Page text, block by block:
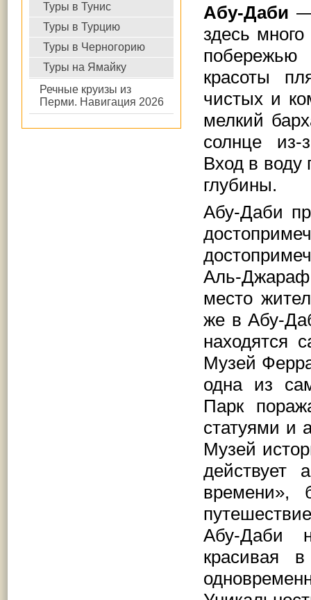
Туры в Тунис
Туры в Турцию
Туры в Черногорию
Туры на Ямайку
Речные круизы из
Перми. Навигация 2026
Абу-Даби
здесь
побережью
красоты
чистых и
мелкий
солнце из-
Вход в воду
глубины.
Абу-Даби
Аль-
место
же в Абу-
находятся
Музей
одна из
Парк
статуями и
Музей
действует
времени»,
Абу-Даби
красивая